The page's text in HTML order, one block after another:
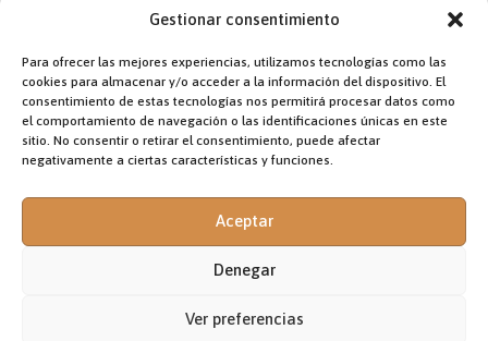
Gestionar consentimiento
Para ofrecer las mejores experiencias, utilizamos tecnologías como las
cookies para almacenar y/o acceder a la información del dispositivo. El
consentimiento de estas tecnologías nos permitirá procesar datos como
el comportamiento de navegación o las identificaciones únicas en este
sitio. No consentir o retirar el consentimiento, puede afectar
negativamente a ciertas características y funciones.
Aceptar
Denegar
Ver preferencias
de la universalidad de la Iglesia que, por el poder
divisiones. Para ella todos somos sus hijos,
llamados a vivir en el mismo amor de Jesús
resucitado.
Contemplando ahora a la Iglesia, vemos que nace
de Pentecostés, cumplimiento del misterio
pascual y evento eficaz, y también simbólico, del
encuentro entre pueblos. Pablo puede, así,
entre judíos y gentiles, circuncisos e
incircuncisos, bárbaros y escitas, esclavos y
los dos pueblos ‹una sola cosa, derribando con su